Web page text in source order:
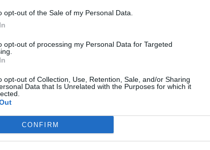
opt-out of the Sale of my Personal Data.
opt-out of processing my Personal Data for Targeted
opt-out of Collection, Use, Retention, Sale, and/or Sharing
Data that Is Unrelated with the Purposes for which it
CONFIRM
con